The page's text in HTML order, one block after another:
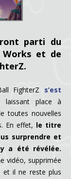
parti du
Works et de
FighterZ s’est
laissant place à
toutes nouvelles
En effet, le titre
surprendre et
a été révélée.
vidéo, supprimée
et il ne reste plus